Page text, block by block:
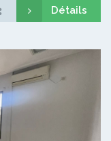
Détails